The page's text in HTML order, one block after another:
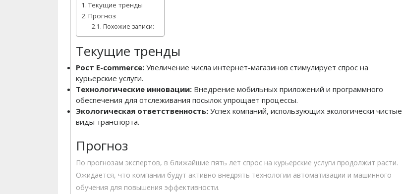
Текущие тренды
Прогноз
Похожие записи:
Текущие тренды
Рост E-commerce: Увеличение числа интернет-магазинов стимулирует спрос на
курьерские услуги.
Технологические инновации: Внедрение мобильных приложений и программного
обеспечения для отслеживания посылок упрощает процессы.
Экологическая ответственность: Успех компаний, использующих экологически чистые
виды транспорта.
Прогноз
По прогнозам экспертов, в ближайшие пять лет спрос на курьерские услуги продолжит расти.
Ожидается, что компании будут активно внедрять технологии автоматизации и машинного
обучения для повышения эффективности.